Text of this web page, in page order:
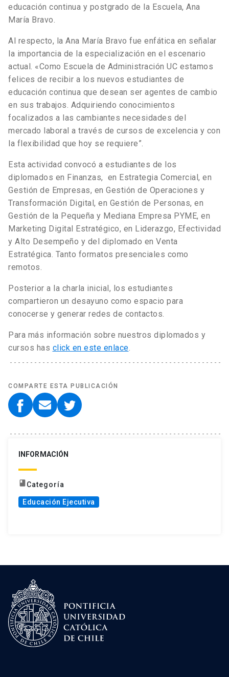
educación continua y postgrado de la Escuela, Ana
María Bravo.
Al respecto, la Ana María Bravo fue enfática en señalar
la importancia de la especialización en el escenario
actual. «Como Escuela de Administración UC estamos
felices de recibir a los nuevos estudiantes de
educación continua que desean ser agentes de cambio
en sus trabajos. Adquiriendo conocimientos
focalizados a las cambiantes necesidades del
mercado laboral a través de cursos de excelencia y con
la flexibilidad que hoy se requiere”.
Esta actividad convocó a estudiantes de los
diplomados en Finanzas, en Estrategia Comercial, en
Gestión de Empresas, en Gestión de Operaciones y
Transformación Digital, en Gestión de Personas, en
Gestión de la Pequeña y Mediana Empresa PYME, en
Marketing Digital Estratégico, en Liderazgo, Efectividad
y Alto Desempeño y del diplomado en Venta
Estratégica. Tanto formatos presenciales como
remotos.
Posterior a la charla inicial, los estudiantes
compartieron un desayuno como espacio para
conocerse y generar redes de contactos.
Para más información sobre nuestros diplomados y
cursos has click en este enlace.
COMPARTE ESTA PUBLICACIÓN
INFORMACIÓN
book Categoría
Educación Ejecutiva